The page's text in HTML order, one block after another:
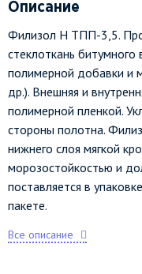
Описание
Филизол Н ТПП-3,5.
стеклоткань
полимерной добавки и
др.). Внешняя и
полимерной пленкой.
стороны полотна.
нижнего слоя мягкой
морозостойкостью и
поставляется в
пакете.
Все описание